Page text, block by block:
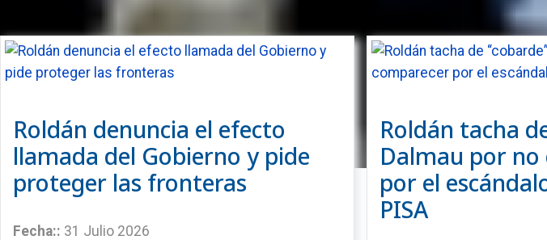
Roldán denuncia el efecto
llamada del Gobierno y pide
proteger las fronteras
Fecha:: 31 Julio 2026
Roldán tacha
Dalmau por
por el
PISA